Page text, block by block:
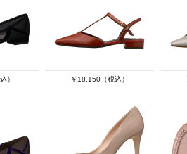
） ￥18,150（税込）